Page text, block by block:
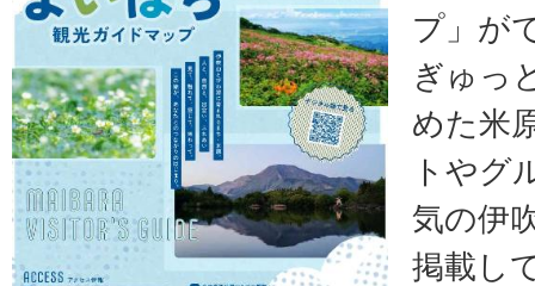
プ」が
ぎゅっ
めた米
トやグ
気の伊
掲載し